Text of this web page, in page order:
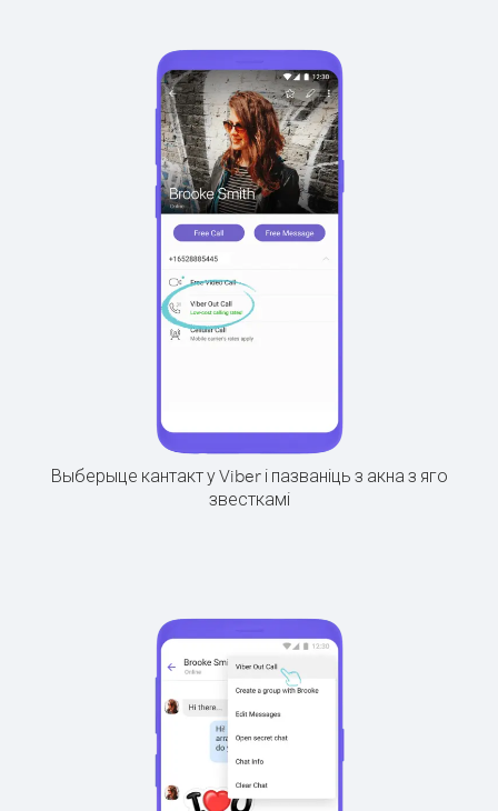
Выберыце кантакт у Viber і пазваніць з акна з яго
звесткамі